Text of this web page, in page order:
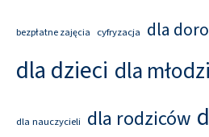
bezpłatne zajęcia cyfryzacja dla
dla dzieci dla
dla nauczycieli dla rodziców